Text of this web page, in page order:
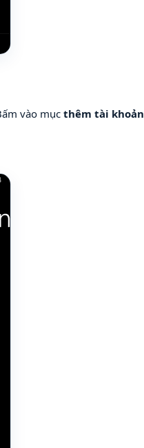
vào mục thêm tài khoản